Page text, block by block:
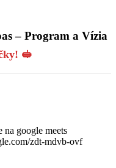
– Program a Vízia
🥪
google meets
zdt-mdvb-ovf